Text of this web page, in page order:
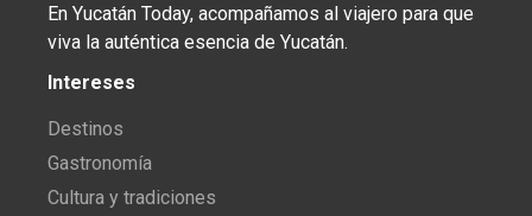
En Yucatán Today, acompañamos al viajero para que
viva la auténtica esencia de Yucatán.
Intereses
Destinos
Gastronomía
Cultura y tradiciones